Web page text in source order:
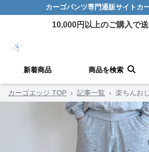
カーゴパンツ専門通販サイト カ
10,000円以上のご購入で
新着商品 商品を検索
カーゴエッジ TOP › 記事一覧 › 楽ちんお